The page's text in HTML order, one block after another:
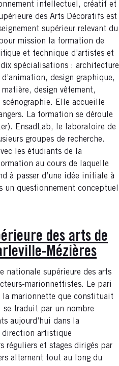
intellectuel, créatif et
des Arts Décoratifs est
supérieur relevant du
mission la formation de
et technique d’artistes et
dix spécialisations : architecture
design graphique,
design vêtement,
Elle accueille
La formation se déroule
EnsadLab, le laboratoire de
groupes de recherche.
les étudiants de la
au cours de laquelle
à passer d’une idée initiale à
un questionnement conceptuel
des arts de
Mézières
nationale supérieure des arts
marionnettistes. Le pari
la marionnette que constituait
se traduit par un nombre
aujourd’hui dans la
artistique
réguliers et stages dirigés par
alternent tout au long du